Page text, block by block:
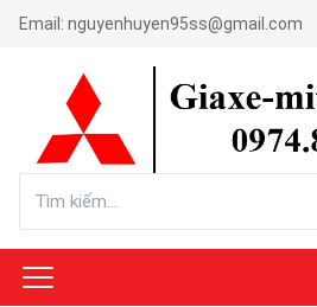
Email: nguyenhuyen95ss@gmail.com